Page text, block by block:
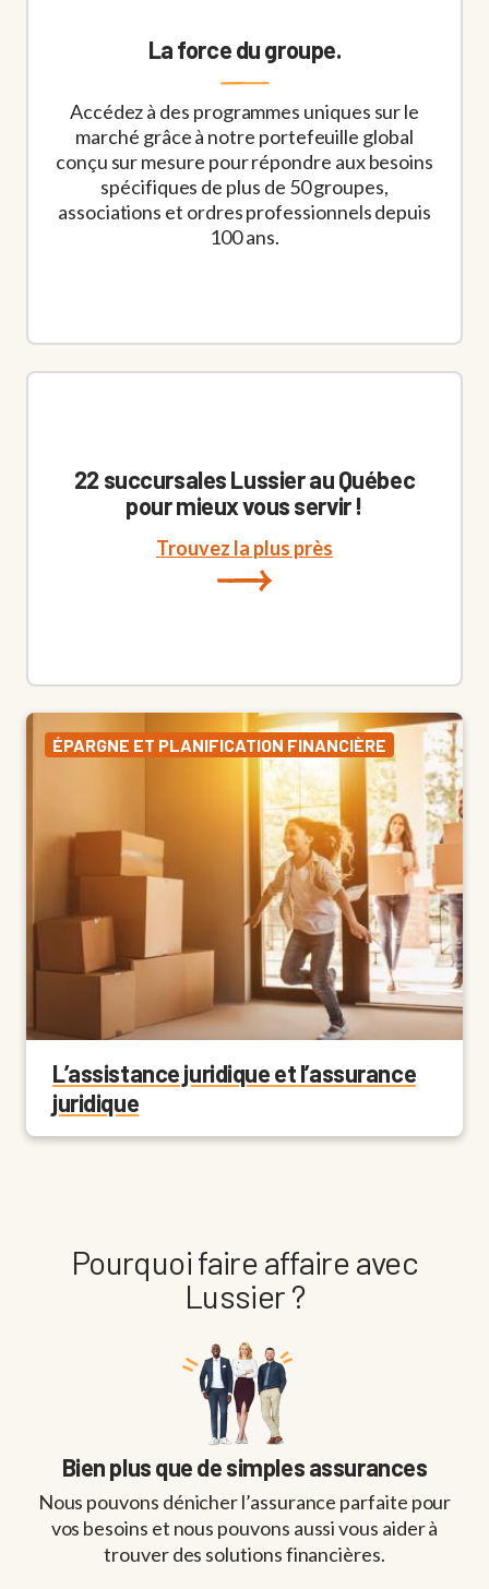
La force du groupe.
Accédez à des programmes uniques sur le
marché grâce à notre portefeuille global
conçu sur mesure pour répondre aux besoins
spécifiques de plus de 50 groupes,
associations et ordres professionnels depuis
100 ans.
22 succursales Lussier au Québec
pour mieux vous servir !
Trouvez la plus près
ÉPARGNE ET PLANIFICATION FINANCIÈRE
L’assistance juridique et l’assurance
juridique
Pourquoi faire affaire avec
Lussier ?
Bien plus que de simples assurances
Nous pouvons dénicher l’assurance parfaite pour
vos besoins et nous pouvons aussi vous aider à
trouver des solutions financières.